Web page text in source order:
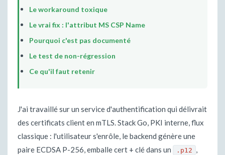
Le workaround toxique
Le vrai fix : l'attribut MS CSP Name
Pourquoi c'est pas documenté
Le test de non-régression
Ce qu'il faut retenir
J'ai travaillé sur un service d'authentification qui délivrait
des certificats client en mTLS. Stack Go, PKI interne, flux
classique : l'utilisateur s'enrôle, le backend génère une
paire ECDSA P-256, emballe cert + clé dans un
.p12 ,